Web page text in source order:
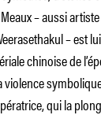
– aussi
– est
chinoise de
qui la